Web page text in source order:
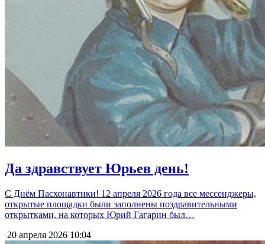
Да здравствует Юрьев день!
С Днём Пасхонавтики! 12 апреля 2026 года все мессенджеры,
открытые площадки были заполнены поздравительными
открытками, на которых Юрий Гагарин был…
20 апреля 2026 10:04